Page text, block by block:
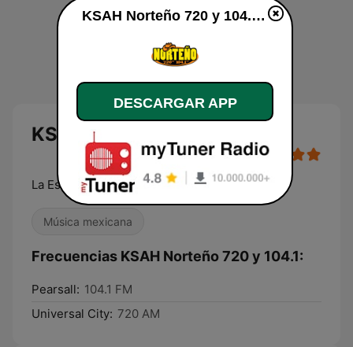
KSAH Norteño 720 y 104.1
La Estacion De La Raza
Música mexicana
Frecuencias KSAH Norteño 720 y 104.1:
Pearsall: 104.1 FM
Universal City: 720 AM
KSAH Norteño 720 y 104.1 en vivo
DESCARGAR APP